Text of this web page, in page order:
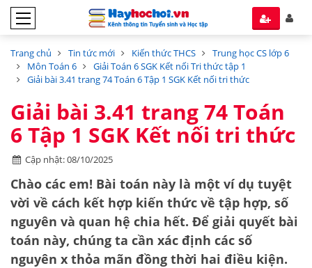
Trang chủ Tin tức mới Kiến thức THCS
Trung học CS lớp 6
Môn Toán 6
Giải Toán 6 SGK Kết nối Tri thức tập 1
Giải bài 3.41 trang 74 Toán 6 Tập 1 SGK Kết nối tri thức
Giải bài 3.41 trang 74 Toán
6 Tập 1 SGK Kết nối tri thức
Cập nhật: 08/10/2025
Chào các em! Bài toán này là một ví dụ tuyệt
vời về cách kết hợp kiến thức về tập hợp, số
nguyên và quan hệ chia hết. Để giải quyết bài
toán này, chúng ta cần xác định các số
nguyên x thỏa mãn đồng thời hai điều kiện.